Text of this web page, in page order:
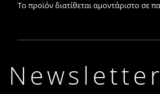
Το προϊόν διατίθεται αμοντάριστο σε
Newsletter